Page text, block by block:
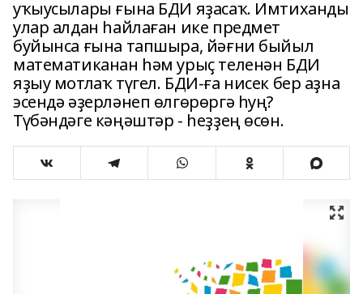
уҡыусылары ғына БДИ яҙасаҡ. Имтиханды
улар алдан һайлаған ике предмет
буйынса ғына тапшыра, йәғни быйыл
математиканан һәм урыҫ теленән БДИ
яҙыу мотлаҡ түгел. БДИ-ға нисек бер аҙна
эсендә әҙерләнеп өлгөрөргә һуң?
Түбәндәге кәңәштәр - һеҙҙең өсөн.